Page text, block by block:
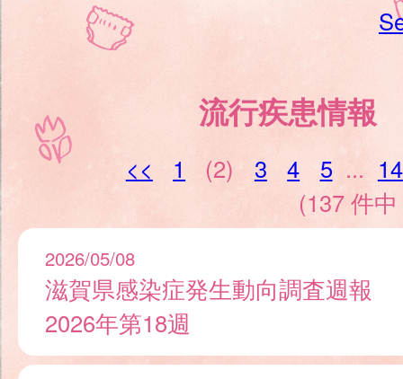
流行疾患情報
<< 1 (2) 3 4 5 ... 14
(137 件
2026/05/08
滋賀県感染症発生動向調査週報
2026年第18週